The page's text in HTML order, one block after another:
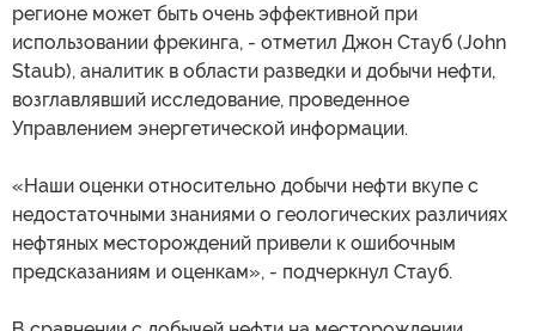
регионе может быть очень эффективной при
использовании фрекинга, - отметил Джон Стауб (John
Staub), аналитик в области разведки и добычи нефти,
возглавлявший исследование, проведенное
Управлением энергетической информации.
«Наши оценки относительно добычи нефти вкупе с
недостаточными знаниями о геологических различиях
нефтяных месторождений привели к ошибочным
предсказаниям и оценкам», - подчеркнул Стауб.